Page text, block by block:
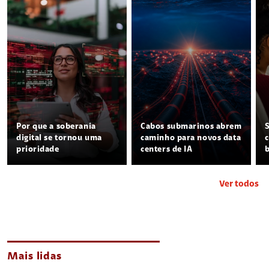
Por que a soberania
digital se tornou uma
prioridade
Cabos submarinos abrem
caminho para novos data
centers de IA
Ver todos
Mais lidas